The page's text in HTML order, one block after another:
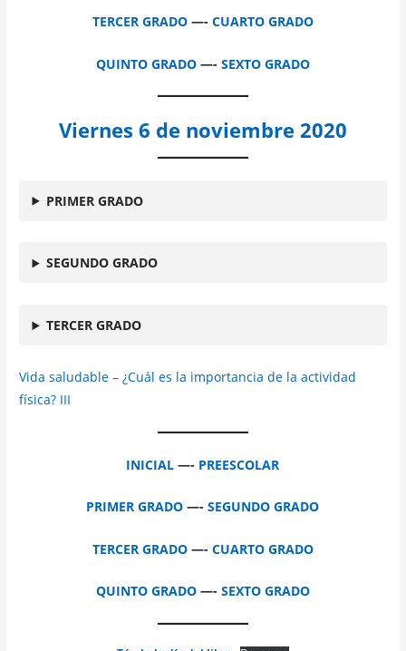
TERCER GRADO—- CUARTO GRADO
QUINTO GRADO—- SEXTO GRADO
Viernes 6 de noviembre 2020
PRIMER GRADO
SEGUNDO GRADO
TERCER GRADO
Vida saludable – ¿Cuál es la importancia de la actividad
física? III
INICIAL—- PREESCOLAR
PRIMER GRADO —-SEGUNDO GRADO
TERCER GRADO—- CUARTO GRADO
QUINTO GRADO—- SEXTO GRADO